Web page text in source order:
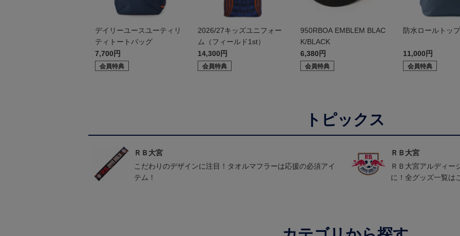
デイリーユースユーティリ
ティトートバッグ
7,700円
会員特典
2026/27キッズユニフォー
ム（フィールド1st）
14,300円
会員特典
950RBOA EMBLEM BLAC
K/BLACK
6,380円
会員特典
防水ロールトッ
11,000円
会員特典
トピックス
ＲＢ大宮
こだわりのデザインに注目！タオルマフラーは応援の必須アイ
テム！
ＲＢ大宮
ＲＢ大宮アルディー
に！全グッズ一覧は